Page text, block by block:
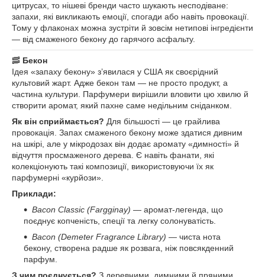
цитрусах, то нішеві бренди часто шукають несподіване:
запахи, які викликають емоції, спогади або навіть провокації.
Тому у флаконах можна зустріти й зовсім нетипові інгредієнти
— від смаженого бекону до гарячого асфальту.
🥓 Бекон
Ідея «запаху бекону» з’явилася у США як своєрідний
культовий жарт. Адже бекон там — не просто продукт, а
частина культури. Парфумери вирішили вловити цю хвилю й
створити аромат, який пахне саме недільним сніданком.
Як він сприймається? Для більшості — це грайлива
провокація. Запах смаженого бекону може здатися дивним
на шкірі, але у мікродозах він додає аромату «димності» й
відчуття просмаженого дерева. Є навіть фанати, які
колекціонують такі композиції, використовуючи їх як
парфумерні «курйози».
Приклади:
Bacon Classic (Fargginay) — аромат-легенда, що
поєднує копченість, спеції та легку солонуватість.
Bacon (Demeter Fragrance Library) — чиста нота
бекону, створена радше як розвага, ніж повсякденний
парфум.